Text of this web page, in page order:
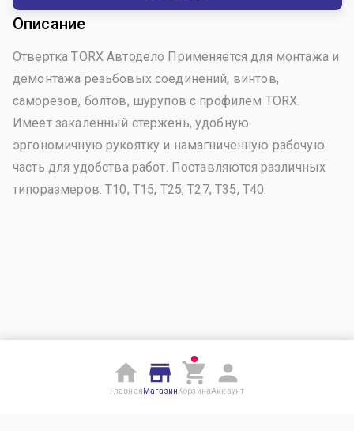
Описание
Отвертка TORX Автодело Применяется для монтажа и
демонтажа резьбовых соединений, винтов,
саморезов, болтов, шурупов с профилем TORX.
Имеет закаленный стержень, удобную
эргономичную рукоятку и намагниченную рабочую
часть для удобства работ. Поставляются различных
типоразмеров: Т10, Т15, Т25, Т27, Т35, Т40.
Главная Магазин КорзинаАккаунт